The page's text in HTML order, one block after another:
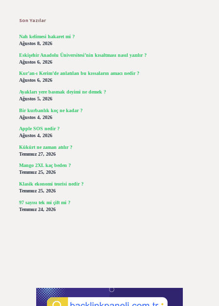
Son Yazılar
Nah kelimesi hakaret mi ?
Ağustos 8, 2026
Eskişehir Anadolu Üniversitesi’nin kısaltması nasıl yazılır ?
Ağustos 6, 2026
Kur’an-ı Kerim’de anlatılan bu kıssaların amacı nedir ?
Ağustos 6, 2026
Ayakları yere basmak deyimi ne demek ?
Ağustos 5, 2026
Bir kurbanlık koç ne kadar ?
Ağustos 4, 2026
Apple SOS nedir ?
Ağustos 4, 2026
Kükürt ne zaman atılır ?
Temmuz 27, 2026
Mango 2XL kaç beden ?
Temmuz 25, 2026
Klasik ekonomi teorisi nedir ?
Temmuz 25, 2026
97 sayısı tek mi çift mi ?
Temmuz 24, 2026